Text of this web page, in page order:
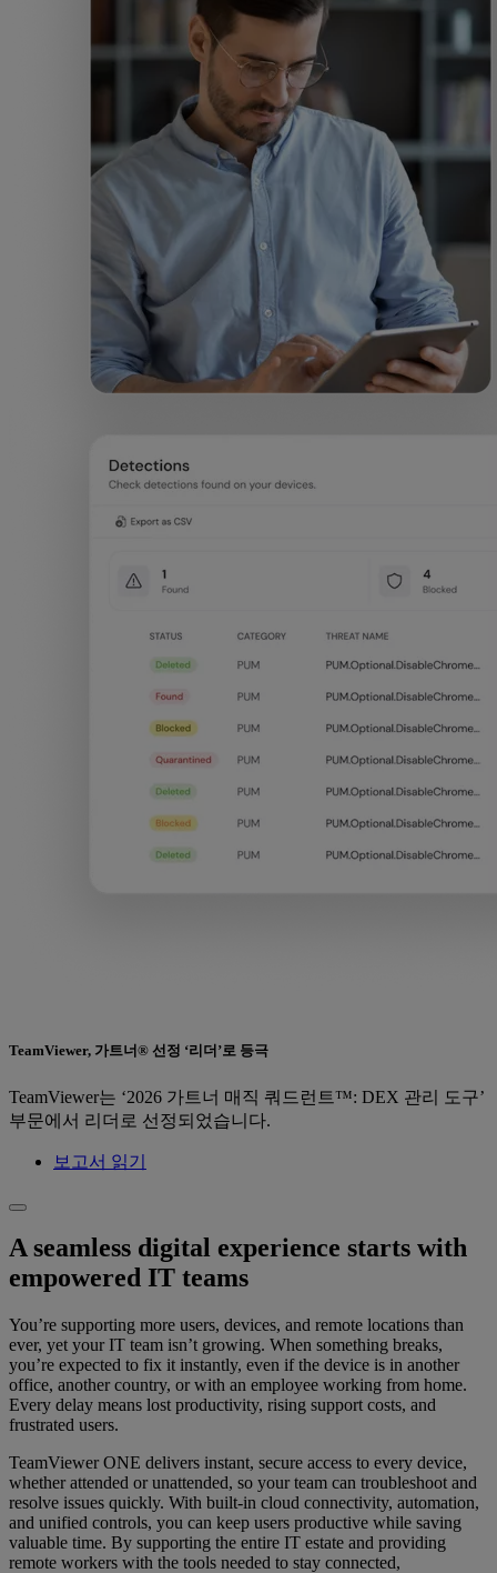
TeamViewer, 가트너® 선정 ‘리더’로 등극
TeamViewer는 ‘2026 가트너 매직 쿼드런트™: DEX 관리 도구’
부문에서 리더로 선정되었습니다.
보고서 읽기
A seamless digital experience starts with
empowered IT teams
You’re supporting more users, devices, and remote locations than
ever, yet your IT team isn’t growing. When something breaks,
you’re expected to fix it instantly, even if the device is in another
office, another country, or with an employee working from home.
Every delay means lost productivity, rising support costs, and
frustrated users.
TeamViewer ONE delivers instant, secure access to every device,
whether attended or unattended, so your team can troubleshoot and
resolve issues quickly. With built-in cloud connectivity, automation,
and unified controls, you can keep users productive while saving
valuable time. By supporting the entire IT estate and providing
remote workers with the tools needed to stay connected,